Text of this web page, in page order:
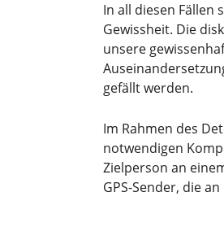
In all diesen
Gewissheit. Die
unsere
gefällt werden.
Im Rahmen des
notwendigen
Zielperson an
GPS-Sender, die